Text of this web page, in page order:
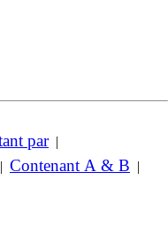
par|
| Contenant A & B |